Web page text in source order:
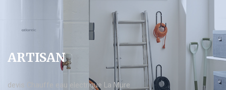
ARTISAN
devis Chauffe eau electrique La Mure